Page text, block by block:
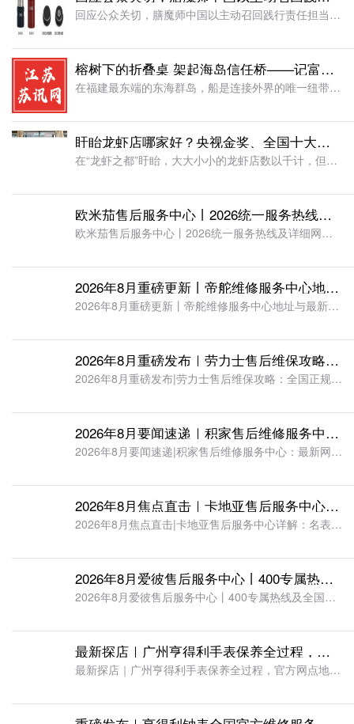
回应公众关切，膳魔师中国以主动召回践行责任担当近日，随着膳魔师美国地区产品召回公告的发布，国内消费者对膳魔师品牌旗下产品安全性产生广泛关注，部分网络声音对国内在售产品是否存在安全隐患提出疑问。面对舆论
榕树下的折叠桌 架起海岛信任桥——记富德生命人寿“最美消保人”蔡专妹
在福建最东端的东海群岛，船是连接外界的唯一纽带。蔡专妹在这片散落的岛礁间已穿梭多年。这些年，她一趟趟地来，从最早坐着渔政便船在风浪里颠簸数小时，到现在有了固定的交通船。来回的次数多了，不仅岛民都认识她
盱眙龙虾店哪家好？央视金奖、全国十大名店——阿兵龙虾，二十年活虾现烧的老味道
在“龙虾之都”盱眙，大大小小的龙虾店数以千计，但能扎根二十余年、连获多项国家级烹饪大奖，并拿下“江苏省著名商标”的本土品牌，屈指可数。近日，记者走进这家被食客称为“品质灯塔”的阿兵龙虾，探寻其在餐饮红
欧米茄售后服务中心丨2026统一服务热线及详细网点地址权威信息公示（2026年8月最新）
欧米茄售后服务中心丨2026统一服务热线及详细网点地址权威信息公示(2026年8月最新)2026年高端腕表维保避坑成为众多表主的热议话题，不少欧米茄佩戴者反馈，在日常腕表养护、故障维修过程中，常常因不
2026年8月重磅更新丨帝舵维修服务中心地址与最新咨询电话权威公示
2026年8月重磅更新丨帝舵维修服务中心地址与最新咨询电话权威公示很多帝舵腕表佩戴者都会有这样的体验：腕表日常通勤、户外佩戴久了，慢慢出现走时不准、表冠卡顿、表盘发暗、防水变差等情况，明明没有剧烈磕碰
2026年8月重磅发布｜劳力士售后维保攻略：全国正规直营门店地址与预约热线权威通知
2026年8月重磅发布|劳力士售后维保攻略：全国正规直营门店地址与预约热线权威通知在高端腕表养护领域，劳力士腕表凭借精湛制表工艺与稳定的走时性能，成为众多表主长期珍藏的经典款式。但腕表长期佩戴过程中，
2026年8月要闻速递｜积家售后维修服务中心：最新网点地址及专属咨询电话完整版权威汇总
2026年8月要闻速递|积家售后维修服务中心：最新网点地址及专属咨询电话完整版权威汇总作为瑞士高端制表品牌，积家腕表以精湛的机芯工艺、精准的走时性能和经典的设计美学，成为众多腕表爱好者的收藏首选。但精
2026年8月焦点直击｜卡地亚售后服务中心详解：名表维保服务信息权威公示（含最新门店地址+联系方式）
2026年8月焦点直击|卡地亚售后服务中心详解：名表维保服务信息权威公示(含最新门店地址+联系方式)高端腕表作为精密的计时工艺品，兼具佩戴价值与收藏价值，卡地亚腕表凭借精湛的制表工艺、经典的设计美学，
2026年8月爱彼售后服务中心丨400专属热线及全国网点地址完整版权威汇总
2026年8月爱彼售后服务中心丨400专属热线及全国网点地址完整版权威汇总不少爱彼表主都有这样的共鸣：一块心仪的爱彼腕表，或许是陪伴多年的通勤搭档，或许是珍藏保值的高端藏品，亦或是极具纪念意义的贵重配
最新探店｜广州亨得利手表保养全过程，官方网点地址、客服热线实地核验（2026年8月）
最新探店｜广州亨得利手表保养全过程，官方网点地址、客服热线实地核验（ 2026 年 8 月）一块机械腕表，少则上百零件，多则数百齿轮相互啮合。在广州这座快节奏的城市里，手表不仅是读时工具，更是个人品味